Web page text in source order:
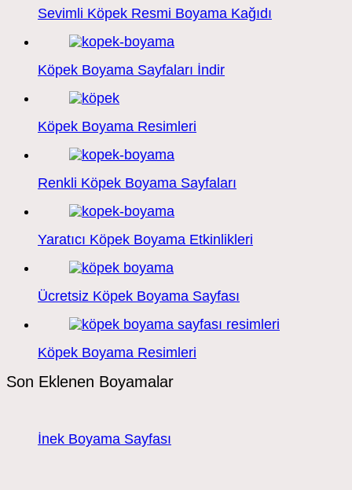
Sevimli Köpek Resmi Boyama Kağıdı
Köpek Boyama Sayfaları İndir
Köpek Boyama Resimleri
Renkli Köpek Boyama Sayfaları
Yaratıcı Köpek Boyama Etkinlikleri
Ücretsiz Köpek Boyama Sayfası
Köpek Boyama Resimleri
Son Eklenen Boyamalar
İnek Boyama Sayfası